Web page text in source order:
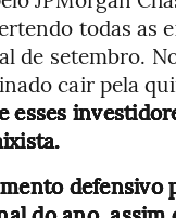
todas as
de setembro.
cair pela
defensivo